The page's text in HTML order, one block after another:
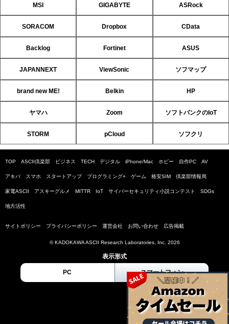
MSI GIGABYTE ASRock
SORACOM Dropbox CData
Backlog Fortinet ASUS
JAPANNEXT ViewSonic ソフマップ
brand new ME! Belkin HP
ヤマハ Zoom ソフトバンクのIoT
STORM pCloud ソフクリ
TOP ASCII倶楽部 ビジネス TECH デジタル iPhone/Mac ホビー 自作PC AV
アキバ スマホ スタートアップ プログラミング+ ゲーム 格安SIM 倶楽部情報局
家電ASCII アスキーグルメ MITTR IoT サイバーセキュリティ小説コンテスト SDGs
地方活性
サイトポリシー プライバシーポリシー 運営会社 お問い合わせ 広告掲載
© KADOKAWA ASCII Research Laboratories, Inc. 2026
表示形式
PC スマートフォン